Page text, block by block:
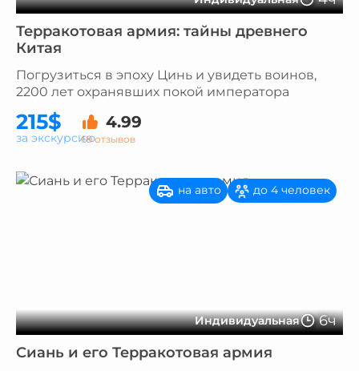
Терракотовая армия: тайны древнего
Китая
Погрузиться в эпоху Цинь и увидеть воинов,
2200 лет охранявших покой императора
215$ 4.99
69 отзывов
за экскурсию
Индивидуальная 6ч
на авто до 4 человек
Сиань и его Терракотовая армия